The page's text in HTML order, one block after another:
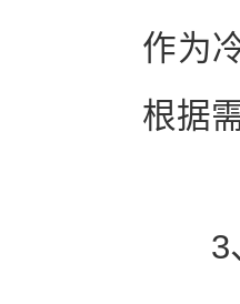
作为
根据
3、